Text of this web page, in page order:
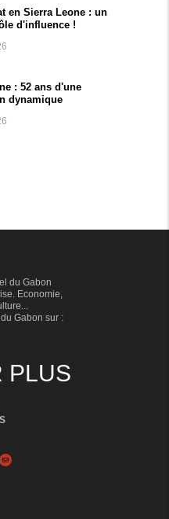
en Sierra Leone : un
d'influence !
: 52 ans d'une
dynamique
du Gabon
Economie,
Gabon sur :
PLUS